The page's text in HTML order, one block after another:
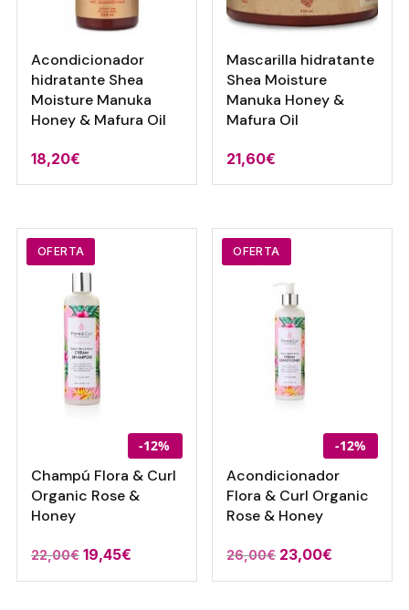
Acondicionador
hidratante Shea
Moisture Manuka
Honey & Mafura Oil
18,20€
Mascarilla hidratante
Shea Moisture
Manuka Honey &
Mafura Oil
21,60€
OFERTA
-12%
Champú Flora & Curl
Organic Rose &
Honey
22,00€ El
precio
19,45€El
precio
OFERTA
-12%
Acondicionador
Flora & Curl Organic
Rose & Honey
26,00€ El
precio
23,00€
precio